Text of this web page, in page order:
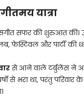
यात्रा
सफर की शुरुआत की।
फेस्टिवल और पार्टी की
से आने वाले टर्बुलेंस ने
से भरा था, परंतु